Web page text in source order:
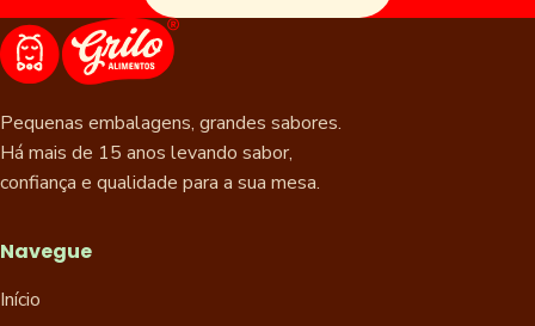
Pequenas embalagens, grandes sabores.
Há mais de 15 anos levando sabor,
confiança e qualidade para a sua mesa.
Navegue
Início